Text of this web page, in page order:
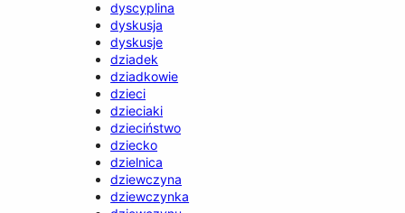
dyscyplina
dyskusja
dyskusje
dziadek
dziadkowie
dzieci
dzieciaki
dzieciństwo
dziecko
dzielnica
dziewczyna
dziewczynka